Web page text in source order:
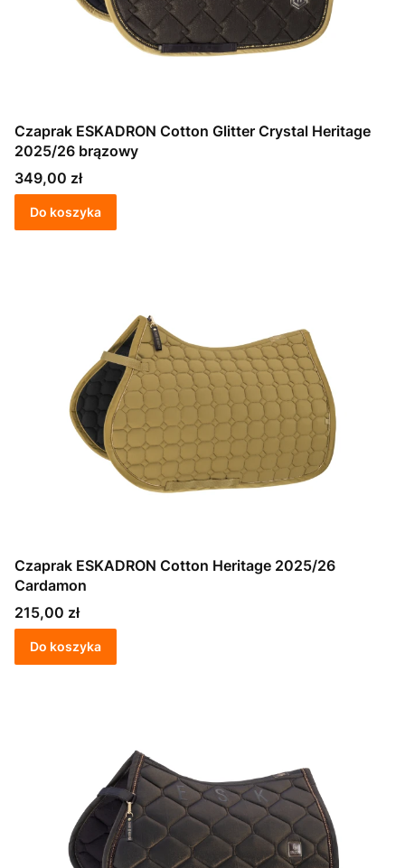
Czaprak ESKADRON Cotton Glitter Crystal Heritage
2025/26 brązowy
Cena
349,00 zł
Do koszyka
Czaprak ESKADRON Cotton Heritage 2025/26
Cardamon
Cena
215,00 zł
Do koszyka